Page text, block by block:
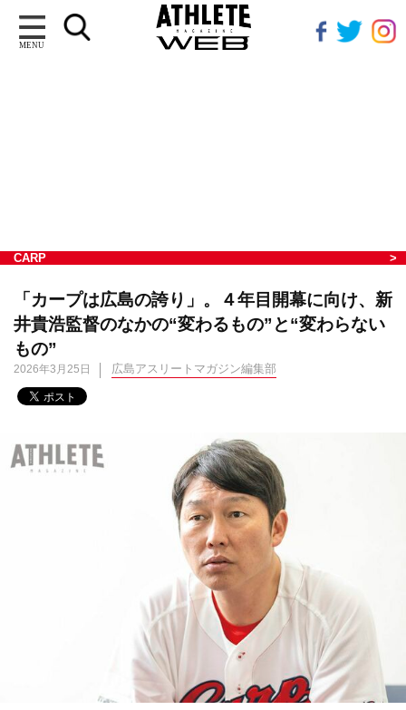
MENU
CARP
「カープは広島の誇り」。４年目開幕に向け、新
井貴浩監督のなかの“変わるもの”と“変わらない
もの”
2026年3月25日 広島アスリートマガジン編集部